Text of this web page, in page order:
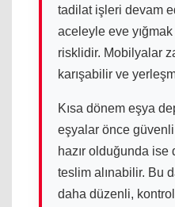
tadilat işleri devam
aceleyle eve
risklidir. Mobilyalar
karışabilir ve
Kısa dönem eşya
eşyalar önce güvenli
hazır olduğunda ise
teslim alınabilir. Bu
daha düzenli,